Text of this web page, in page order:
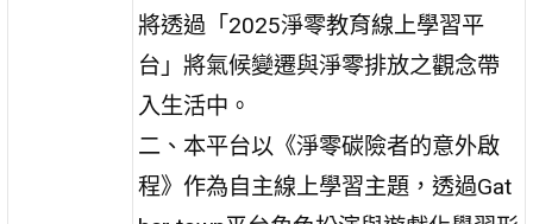
將透過「2025淨零教育線上學習平
台」將氣候變遷與淨零排放之觀念帶
入生活中。
二、本平台以《淨零碳險者的意外啟
程》作為自主線上學習主題，透過Gat